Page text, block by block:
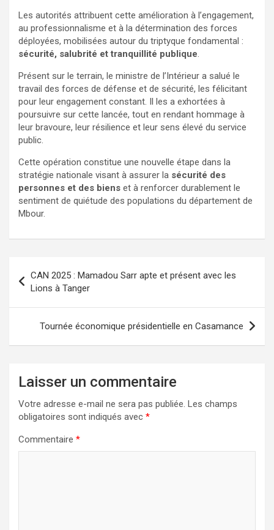
Les autorités attribuent cette amélioration à l’engagement,
au professionnalisme et à la détermination des forces
déployées, mobilisées autour du triptyque fondamental :
sécurité, salubrité et tranquillité publique.
Présent sur le terrain, le ministre de l’Intérieur a salué le
travail des forces de défense et de sécurité, les félicitant
pour leur engagement constant. Il les a exhortées à
poursuivre sur cette lancée, tout en rendant hommage à
leur bravoure, leur résilience et leur sens élevé du service
public.
Cette opération constitue une nouvelle étape dans la
stratégie nationale visant à assurer la sécurité des
personnes et des biens et à renforcer durablement le
sentiment de quiétude des populations du département de
Mbour.
CAN 2025 : Mamadou Sarr apte et présent avec les
Lions à Tanger
Tournée économique présidentielle en Casamance
Laisser un commentaire
Votre adresse e-mail ne sera pas publiée. Les champs
obligatoires sont indiqués avec *
Commentaire *